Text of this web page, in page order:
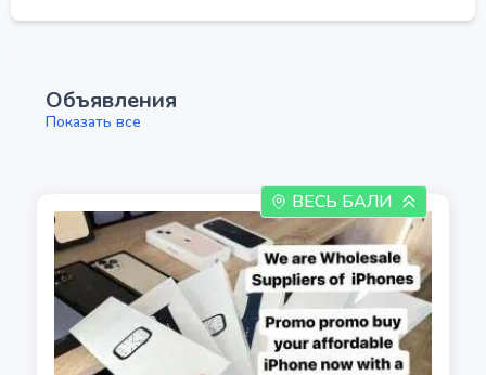
Объявления
Показать все
ВЕСЬ БАЛИ